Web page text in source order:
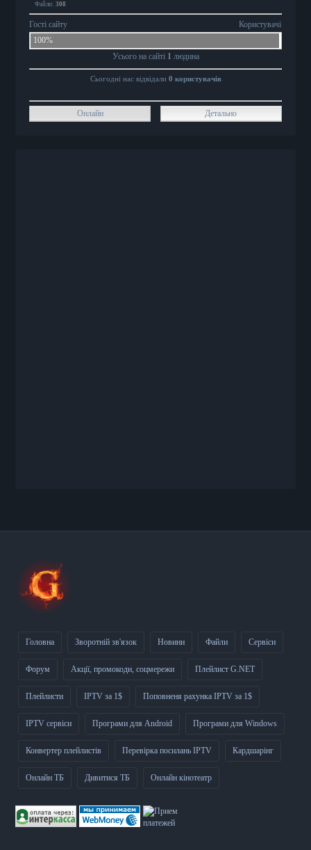
Файли:308
Гості сайту
Користувачі
100%
Усього на сайті 1 людина
Сьогодні нас відвідали 0 користувачів
Детально
Онлайн
Головна Зворотній зв'язок Новини Файли Сервіси
Форум Акції, промокоди, соцмережи Плейлист G.NET
Плейлисти IPTV за 1$ Поповненя рахунка IPTV за 1$
IPTV сервіси Програми для Android Програми для Windows
Конвертер плейлистів Перевірка посилань IPTV Кардшарінг
Онлайн ТБ Дивитися ТБ Онлайн кінотеатр